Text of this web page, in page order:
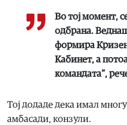
Во тој момент,
одбрана.
формира
Кабинет, а
командата“,
Тој додаде дека имал
амбасади, конзули.